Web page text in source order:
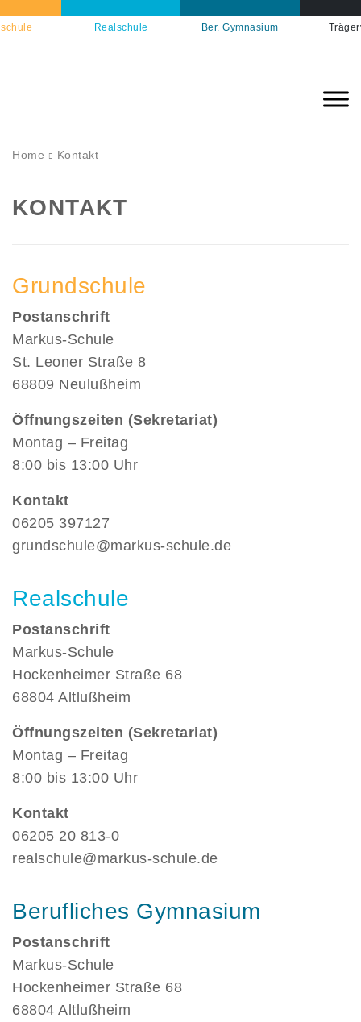
Realschule Ber. Gymnasium
Home Kontakt
KONTAKT
Grundschule
Postanschrift
Markus-Schule
St. Leoner Straße 8
68809 Neulußheim
Öffnungszeiten (Sekretariat)
Montag – Freitag
8:00 bis 13:00 Uhr
Kontakt
06205 397127
grundschule@markus-schule.de
Realschule
Postanschrift
Markus-Schule
Hockenheimer Straße 68
68804 Altlußheim
Öffnungszeiten (Sekretariat)
Montag – Freitag
8:00 bis 13:00 Uhr
Kontakt
06205 20 813-0
realschule@markus-schule.de
Berufliches Gymnasium
Postanschrift
Markus-Schule
Hockenheimer Straße 68
68804 Altlußheim